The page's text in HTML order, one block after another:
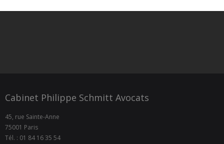
Cabinet Philippe Schmitt Avocats
45, rue Sainte-Anne
75001 Paris
Tél. : 01 84 16 35 54